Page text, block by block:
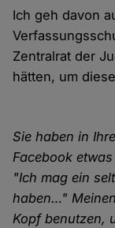
Ich geh davon
Zentralrat der
hätten, um
Sie haben in
Facebook
"Ich mag ein
haben…"
Kopf benutzen,